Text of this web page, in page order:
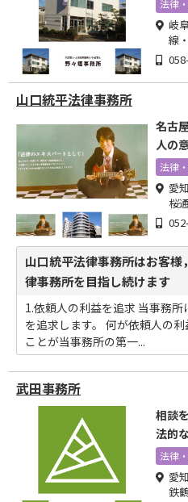
法律
岐
線
山口統平法律事務所
名古
人の
しま
法律
愛
桜
山口統平法律事務所はお客
律事務所を目指し続けます
1.依頼人の利益を追求 当事務
を追求します。 何が依頼人の
ことが当事務所の第一...
武田事務所
相談
法的
して
法律
愛
鉄